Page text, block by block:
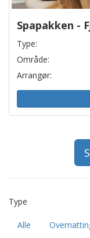
Spapakken -
Type:
Område:
Arrangør:
Type
Alle